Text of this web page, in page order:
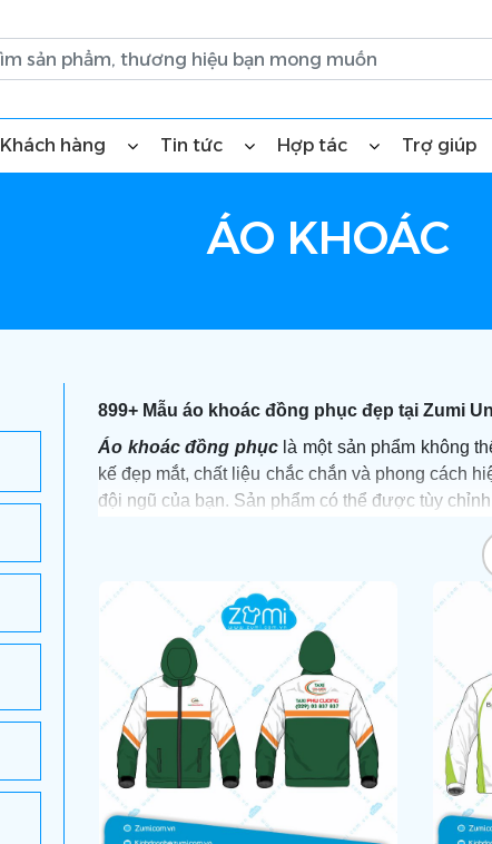
Khách hàng Tin tức Hợp tác Trợ giúp
ÁO KHOÁC
899+ Mẫu áo khoác đồng phục đẹp tại Zumi
Áo khoác đồng phụclà một sản phẩm không
kế đẹp mắt, chất liệu chắc chắn và phong cách
đội ngũ của bạn. Sản phẩm có thể được tùy
Để được tư vấn và sở hữu những mẫu áo
sẽ đưa ra giải pháp toàn diện và chuyên nghiệp
trọn vẹn tới khách hàng.